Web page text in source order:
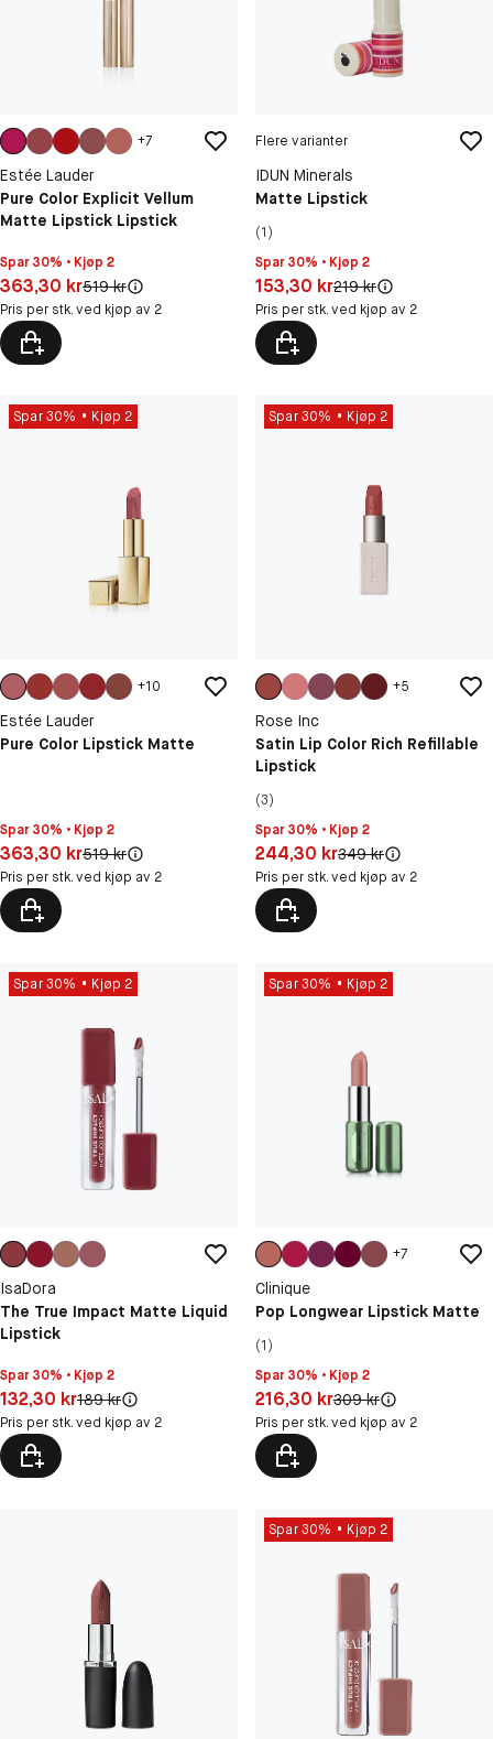
+7
Estée Lauder
Pure Color Explicit Vellum
Matte Lipstick Lipstick
Spar 30% • Kjøp 2
Pris: 363,30 kr
363,30 krOriginal pris:
519 kr
Pris per stk. ved kjøp av 2
Flere varianter
IDUN Minerals
Matte Lipstick
(1)
Spar 30% • Kjøp 2
Pris: 153,30 kr
153,30 krOriginal pris:
219 kr
Pris per stk. ved kjøp av 2
Spar 30% Kjøp 2
+10
Estée Lauder
Pure Color Lipstick Matte
Spar 30% • Kjøp 2
Pris: 363,30 kr
363,30 krOriginal pris:
519 kr
Pris per stk. ved kjøp av 2
Spar 30% Kjøp 2
+5
Rose Inc
Satin Lip Color Rich Refillable
Lipstick
(3)
Spar 30% • Kjøp 2
Pris: 244,30 kr
244,30 krOriginal pris:
349 kr
Pris per stk. ved kjøp av 2
Spar 30% Kjøp 2
IsaDora
The True Impact Matte Liquid
Lipstick
Spar 30% • Kjøp 2
Pris: 132,30 kr
132,30 krOriginal pris:
189 kr
Pris per stk. ved kjøp av 2
Spar 30% Kjøp 2
+7
Clinique
Pop Longwear Lipstick Matte
(1)
Spar 30% • Kjøp 2
Pris: 216,30 kr
216,30 krOriginal pris:
309 kr
Pris per stk. ved kjøp av 2
Spar 30% Kjøp 2